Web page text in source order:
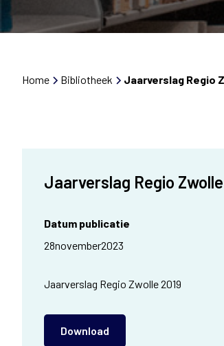
Home Bibliotheek Jaarverslag Regio
Jaarverslag Regio Zwolle
Datum publicatie
28november2023
Jaarverslag Regio Zwolle 2019
Download